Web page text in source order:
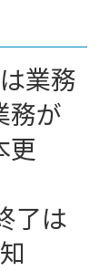
業務
務が
更
は